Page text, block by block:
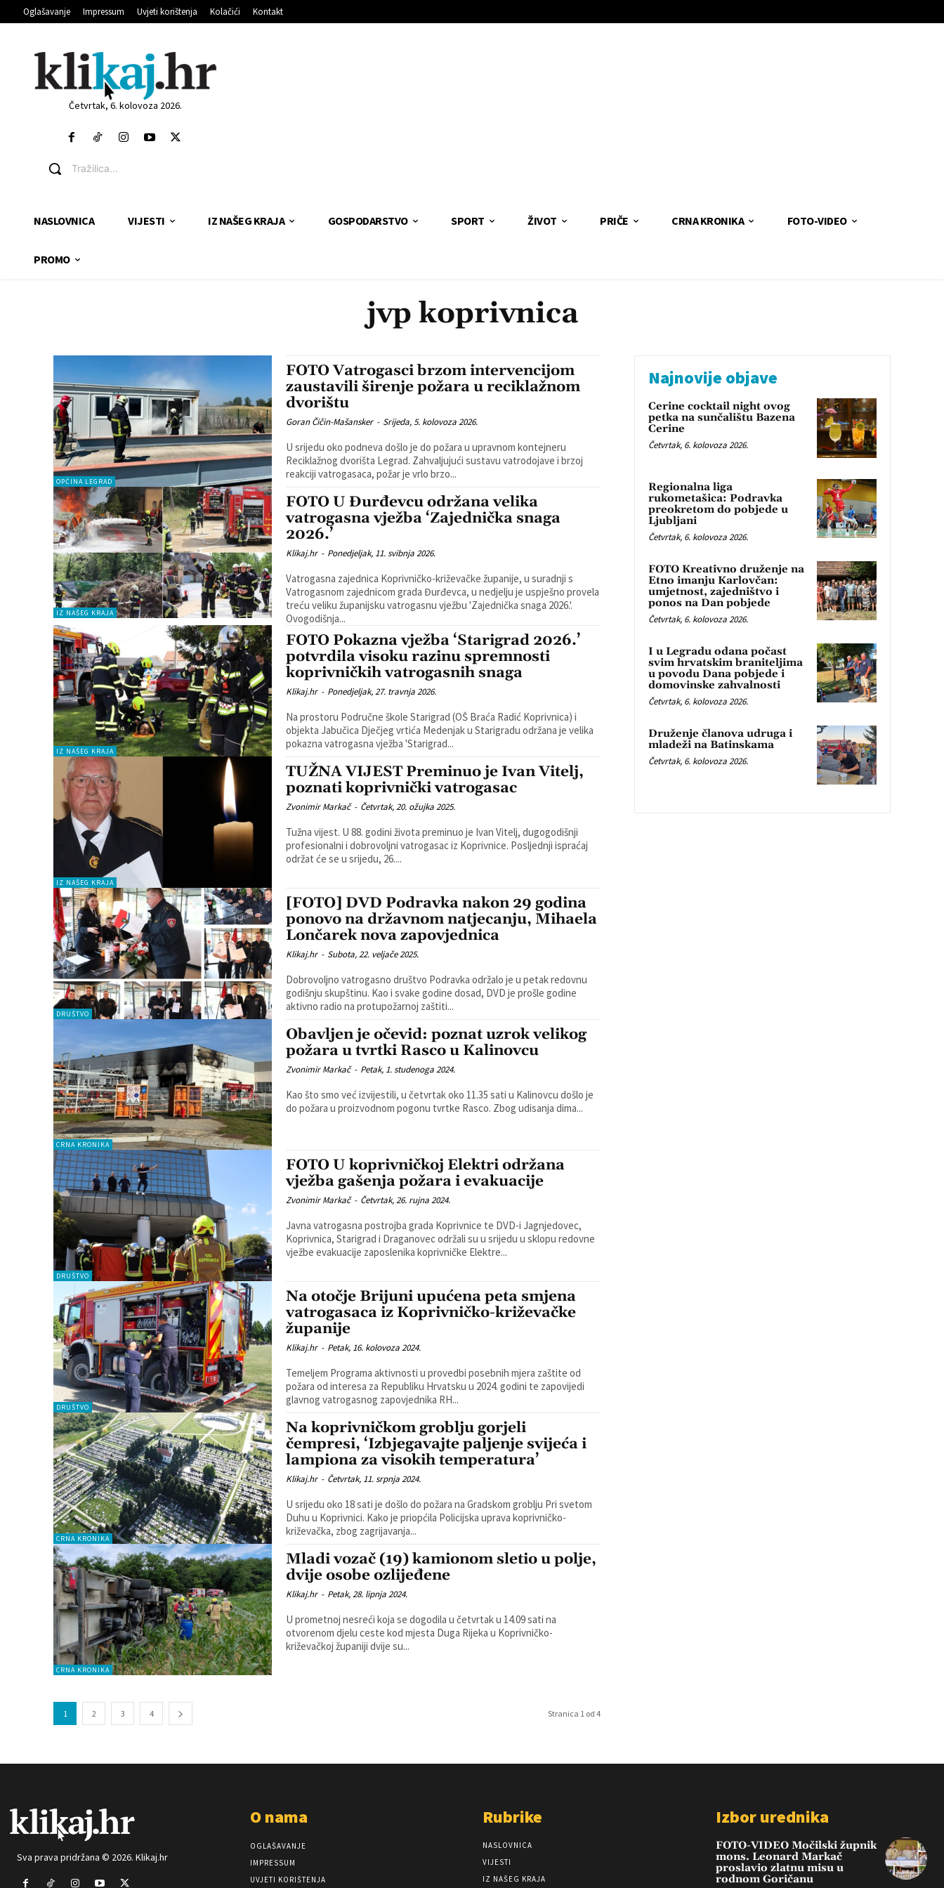
Oglašavanje Impressum Uvjeti korištenja Kolačići Kontakt
Četvrtak, 6. kolovoza 2026.
Tražilica...
NASLOVNICA VIJESTI IZ NAŠEG KRAJA GOSPODARSTVO SPORT ŽIVOT PRIČE CRNA KRONIKA FOTO-VIDEO
PROMO
jvp koprivnica
OPĆINA LEGRAD
FOTO Vatrogasci brzom intervencijom
zaustavili širenje požara u reciklažnom
dvorištu
Goran Čičin-Mašansker - Srijeda, 5. kolovoza 2026.
U srijedu oko podneva došlo je do požara u upravnom kontejneru
Reciklažnog dvorišta Legrad. Zahvaljujući sustavu vatrodojave i brzoj
reakciji vatrogasaca, požar je vrlo brzo...
IZ NAŠEG KRAJA
FOTO U Đurđevcu održana velika
vatrogasna vježba ‘Zajednička snaga
2026.’
Klikaj.hr - Ponedjeljak, 11. svibnja 2026.
Vatrogasna zajednica Koprivničko-križevačke županije, u suradnji s
Vatrogasnom zajednicom grada Đurđevca, u nedjelju je uspješno provela
treću veliku županijsku vatrogasnu vježbu 'Zajednička snaga 2026.'.
Ovogodišnja...
IZ NAŠEG KRAJA
FOTO Pokazna vježba ‘Starigrad 2026.’
potvrdila visoku razinu spremnosti
koprivničkih vatrogasnih snaga
Klikaj.hr - Ponedjeljak, 27. travnja 2026.
Na prostoru Područne škole Starigrad (OŠ Braća Radić Koprivnica) i
objekta Jabučica Dječjeg vrtića Medenjak u Starigradu održana je velika
pokazna vatrogasna vježba 'Starigrad...
IZ NAŠEG KRAJA
TUŽNA VIJEST Preminuo je Ivan Vitelj,
poznati koprivnički vatrogasac
Zvonimir Markač - Četvrtak, 20. ožujka 2025.
Tužna vijest. U 88. godini života preminuo je Ivan Vitelj, dugogodišnji
profesionalni i dobrovoljni vatrogasac iz Koprivnice. Posljednji ispraćaj
održat će se u srijedu, 26....
DRUŠTVO
[FOTO] DVD Podravka nakon 29 godina
ponovo na državnom natjecanju, Mihaela
Lončarek nova zapovjednica
Klikaj.hr - Subota, 22. veljače 2025.
Dobrovoljno vatrogasno društvo Podravka održalo je u petak redovnu
godišnju skupštinu. Kao i svake godine dosad, DVD je prošle godine
aktivno radio na protupožarnoj zaštiti...
CRNA KRONIKA
Obavljen je očevid: poznat uzrok velikog
požara u tvrtki Rasco u Kalinovcu
Zvonimir Markač - Petak, 1. studenoga 2024.
Kao što smo već izvijestili, u četvrtak oko 11.35 sati u Kalinovcu došlo je
do požara u proizvodnom pogonu tvrtke Rasco. Zbog udisanja dima...
DRUŠTVO
FOTO U koprivničkoj Elektri održana
vježba gašenja požara i evakuacije
Zvonimir Markač - Četvrtak, 26. rujna 2024.
Javna vatrogasna postrojba grada Koprivnice te DVD-i Jagnjedovec,
Koprivnica, Starigrad i Draganovec održali su u srijedu u sklopu redovne
vježbe evakuacije zaposlenika koprivničke Elektre...
DRUŠTVO
Na otočje Brijuni upućena peta smjena
vatrogasaca iz Koprivničko-križevačke
županije
Klikaj.hr - Petak, 16. kolovoza 2024.
Temeljem Programa aktivnosti u provedbi posebnih mjera zaštite od
požara od interesa za Republiku Hrvatsku u 2024. godini te zapovijedi
glavnog vatrogasnog zapovjednika RH...
CRNA KRONIKA
Na koprivničkom groblju gorjeli
čempresi, ‘Izbjegavajte paljenje svijeća i
lampiona za visokih temperatura’
Klikaj.hr - Četvrtak, 11. srpnja 2024.
U srijedu oko 18 sati je došlo do požara na Gradskom groblju Pri svetom
Duhu u Koprivnici. Kako je priopćila Policijska uprava koprivničko-
križevačka, zbog zagrijavanja...
CRNA KRONIKA
Mladi vozač (19) kamionom sletio u polje,
dvije osobe ozlijeđene
Klikaj.hr - Petak, 28. lipnja 2024.
U prometnoj nesreći koja se dogodila u četvrtak u 14.09 sati na
otvorenom djelu ceste kod mjesta Duga Rijeka u Koprivničko-
križevačkoj županiji dvije su...
1 2 3 4 Stranica 1 od 4
Najnovije objave
Cerine cocktail night ovog
petka na sunčalištu Bazena
Cerine
Četvrtak, 6. kolovoza 2026.
Regionalna liga
rukometašica: Podravka
preokretom do pobjede u
Ljubljani
Četvrtak, 6. kolovoza 2026.
FOTO Kreativno druženje na
Etno imanju Karlovčan:
umjetnost, zajedništvo i
ponos na Dan pobjede
Četvrtak, 6. kolovoza 2026.
I u Legradu odana počast
svim hrvatskim braniteljima
u povodu Dana pobjede i
domovinske zahvalnosti
Četvrtak, 6. kolovoza 2026.
Druženje članova udruga i
mladeži na Batinskama
Četvrtak, 6. kolovoza 2026.
Sva prava pridržana © 2026. Klikaj.hr
O nama
OGLAŠAVANJE
IMPRESSUM
UVJETI KORIŠTENJA
Rubrike
NASLOVNICA
VIJESTI
IZ NAŠEG KRAJA
Izbor urednika
FOTO-VIDEO Močilski župnik
mons. Leonard Markač
proslavio zlatnu misu u
rodnom Goričanu